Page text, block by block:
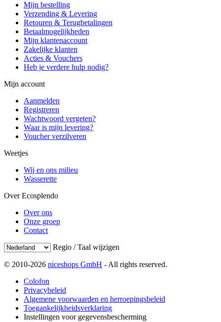
Mijn bestelling
Verzending & Levering
Retouren & Terugbetalingen
Betaalmogelijkheden
Mijn klantenaccount
Zakelijke klanten
Acties & Vouchers
Heb je verdere hulp nodig?
Mijn account
Aanmelden
Registreren
Wachtwoord vergeten?
Waar is mijn levering?
Voucher verzilveren
Weetjes
Wij en ons milieu
Wasserette
Over Ecosplendo
Over ons
Onze groep
Contact
Regio / Taal wijzigen
© 2010-2026 niceshops GmbH - All rights reserved.
Colofon
Privacybeleid
Algemene voorwaarden en herroepingsbeleid
Toegankelijkheidsverklaring
Instellingen voor gegevensbescherming